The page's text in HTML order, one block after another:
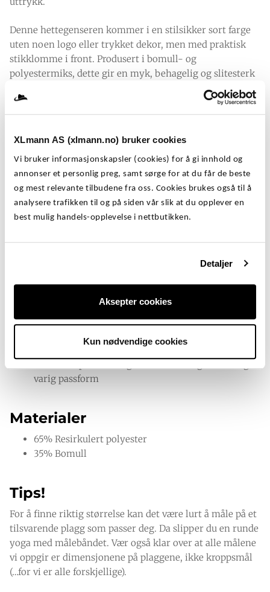
XLmann AS (xlmann.no) bruker cookies
Vi bruker informasjonskapsler (cookies) for å gi innhold og
annonser et personlig preg, samt sørge for at du får de beste
og mest relevante tilbudene fra oss. Cookies brukes også til å
analysere trafikken til og på siden vår slik at du opplever en
best mulig handels-opplevelse i nettbutikken.
Detaljer
Aksepter cookies
Kun nødvendige cookies
Denne hettegenseren kommer i en stilsikker sort farge
uten noen logo eller trykket dekor, men med praktisk
stikklomme i front. Produsert i bomull- og
polyestermiks, dette gir en myk, behagelig og slitesterk
kvalitet – ideell til både hverdag, jobb og fritid.
Denne hettegenseren har solid ribb rundt ermer og liv
Denne modellen er spesielt utviklet for deg som ønsker
en stilig og sporty genser i plus-size, og finnes i
størrelsene 3XL–8XL.
J&J Sort BRADLEY Hettegenser – Ensfarget
sort hettegenser i store størrelser fra
komfortabel passform
Myk og slitesterk kvalitet
Ensfarget sort farge
Praktisk frontlomme og hettesnøring
varig passform
Materialer
65% Resirkulert polyester
35% Bomull
Tips!
For å finne riktig størrelse kan det være lurt å måle på et
tilsvarende plagg som passer deg. Da slipper du en runde
yoga med målebåndet. Vær også klar over at alle målene
vi oppgir er dimensjonene på plaggene, ikke kroppsmål
(…for vi er alle forskjellige).